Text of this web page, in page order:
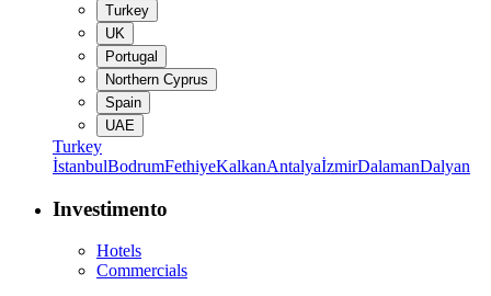
Turkey
UK
Portugal
Northern Cyprus
Spain
UAE
Turkey
İstanbulBodrumFethiyeKalkanAntalyaİzmirDalamanDalyan
Investimento
Hotels
Commercials